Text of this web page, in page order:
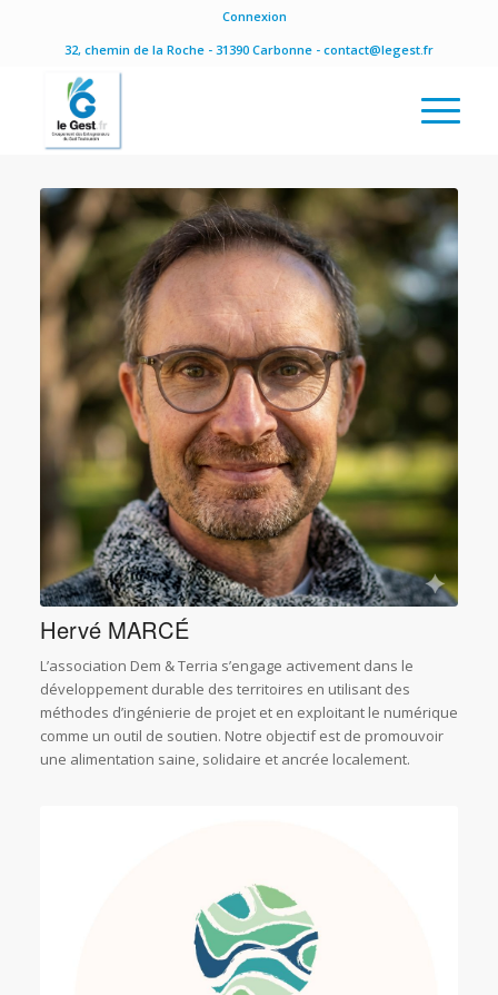
Connexion
32, chemin de la Roche - 31390 Carbonne - contact@legest.fr
Hervé MARCÉ
L’association Dem & Terria s’engage activement dans le
développement durable des territoires en utilisant des
méthodes d’ingénierie de projet et en exploitant le numérique
comme un outil de soutien. Notre objectif est de promouvoir
une alimentation saine, solidaire et ancrée localement.